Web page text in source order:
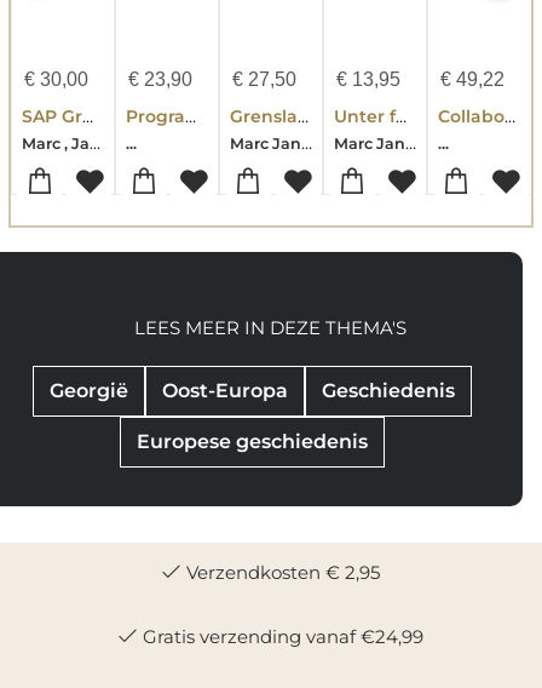
€30,00
SAP Grundlagen und Projekte im SAP Umfeld
Marc , Jansen
€23,90
Programmierung von SAP-Systemen
...
€ 27,50
Grensland
Marc Jansen
€ 13,95
Unter falscher Flagge
Marc Jansen
€ 49,22
Collaboration and Technology
...
Georgië Oost-Europa Geschiedenis
Europese geschiedenis
LEES MEER IN DEZE THEMA'S
Verzendkosten € 2,95
Gratis verzending vanaf €24,99